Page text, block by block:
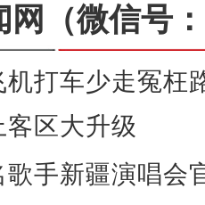
网 （微信号
机打车少走冤枉
客区大升级
歌手新疆演唱会
控坠渠孕妇被困，